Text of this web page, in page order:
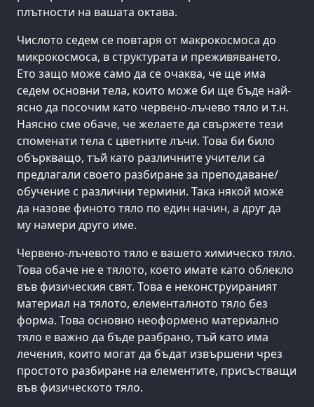
плътности на вашата октава.
Числото седем се повтаря от макрокосмоса до
микрокосмоса, в структурата и преживяването.
Ето защо може само да се очаква, че ще има
седем основни тела, които може би ще бъде най-
ясно да посочим като червено-лъчево тяло и т.н.
Наясно сме обаче, че желаете да свържете тези
споменати тела с цветните лъчи. Това би било
объркващо, тъй като различните учители са
предлагали своето разбиране за преподаване/
обучение с различни термини. Така някой може
да назове финото тяло по един начин, а друг да
му намери друго име.
Червено-лъчевото тяло е вашето химическо тяло.
Това обаче не е тялото, което имате като облекло
във физическия свят. Това е неконструираният
материал на тялото, елементалното тяло без
форма. Това основно неоформено материално
тяло е важно да бъде разбрано, тъй като има
лечения, които могат да бъдат извършени чрез
простото разбиране на елементите, присъстващи
във физическото тяло.